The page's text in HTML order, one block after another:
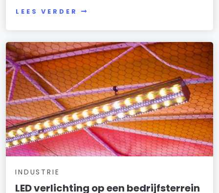
LEES VERDER
INDUSTRIE
LED verlichting op een bedrijfsterrein